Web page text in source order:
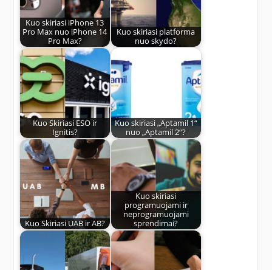
Kuo skiriasi iPhone 13
Pro Max nuo iPhone 14
Pro Max?
Kuo skiriasi platforma
nuo skydo?
Kuo Skiriasi ESO ir
Ignitis?
Kuo skiriasi „Aptamil 1“
nuo „Aptamil 2“?
Kuo Skiriasi UAB ir AB?
Kuo skiriasi
programuojami ir
neprogramuojami
sprendimai?